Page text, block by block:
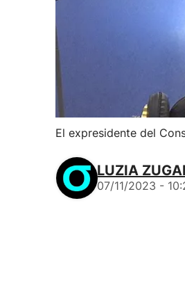
El expresidente del
LUZIA
07/11/2023 -